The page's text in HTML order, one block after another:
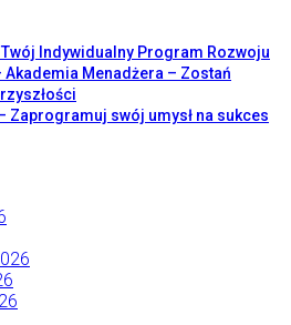
Twój Indywidualny Program Rozwoju
Akademia Menadżera – Zostań
– Zaprogramuj swój umysł na sukces